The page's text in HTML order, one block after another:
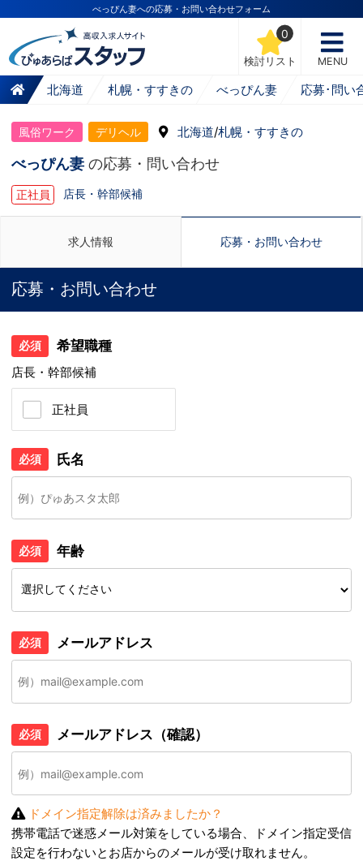
べっぴん妻への応募・お問い合わせフォーム
検討リスト
0
MENU
北海道 札幌・すすきの べっぴん妻 応募･問い
風俗ワーク デリヘル 北海道/札幌・すすきの
べっぴん妻 の応募・問い合わせ
正社員 店長・幹部候補
求人情報 応募・お問い合わせ
応募・お問い合わせ
必須 希望職種
店長・幹部候補
正社員
必須 氏名
必須 年齢
必須 メールアドレス
必須 メールアドレス（確認）
ドメイン指定解除は済みましたか？
携帯電話で迷惑メール対策をしている場合、ドメイン指定受信
設定を行わないとお店からのメールが受け取れません。